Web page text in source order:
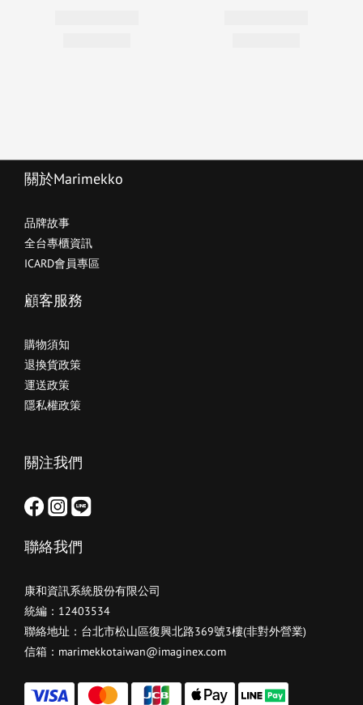
關於Marimekko
品牌故事
全台專櫃資訊
ICARD會員專區
顧客服務
購物須知
退換貨政策
運送政策
隱私權政策
關注我們
聯絡我們
康和資訊系統股份有限公司
統編：12403534
聯絡地址：台北市松山區復興北路369號3樓(非對外營業)
信箱：marimekkotaiwan@imaginex.com